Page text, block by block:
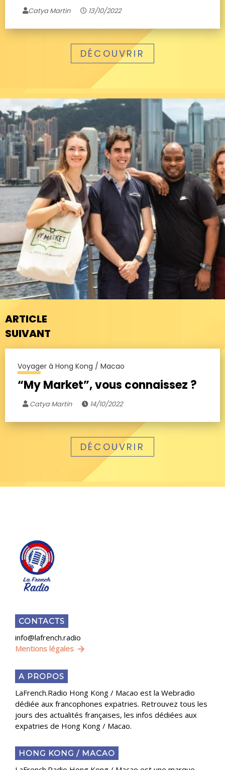
Catya Martin 13/10/2022
DÉCOUVRIR
ARTICLE
SUIVANT
Voyager à Hong Kong / Macao
“My Market”, vous connaissez ?
Catya Martin 14/10/2022
DÉCOUVRIR
CONTACTS
info@lafrench.radio
Mentions légales
A PROPOS
LaFrench.Radio Hong Kong / Macao est la Webradio
dédiée aux francophones expatries. Retrouvez tous les
jours des actualités françaises, les infos dédiées aux
expatries de Hong Kong / Macao.
HONG KONG / MACAO